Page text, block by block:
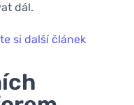
dál.
si další článek